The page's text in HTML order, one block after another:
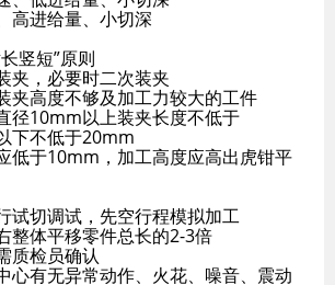
高进给量、小切深
竖短”原则
夹，必要时二次装夹
夹高度不够及加工力较大的工件
径10mm以上装夹长度不低于
下不低于20mm
低于10mm，加工高度应高出虎钳平
试切调试，先空行程模拟加工
整体平移零件总长的2-3倍
质检员确认
心有无异常动作、火花、噪音、震动